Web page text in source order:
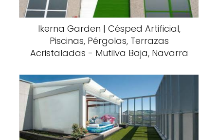
Ikerna Garden | Césped Artificial,
Piscinas, Pérgolas, Terrazas
Acristaladas - Mutilva Baja, Navarra